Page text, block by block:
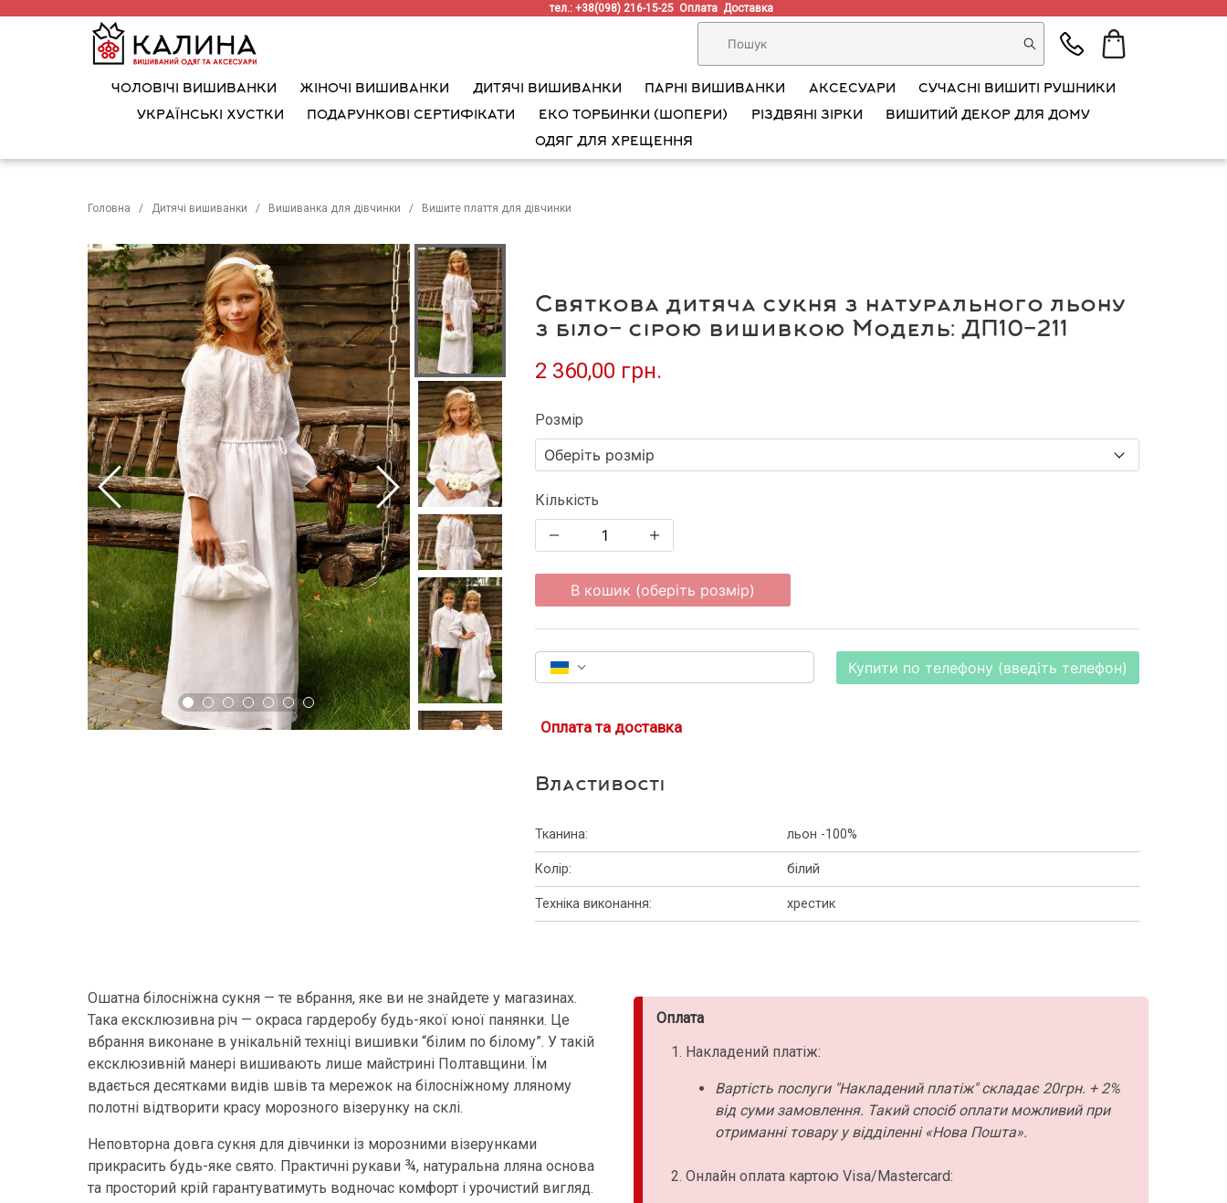
тел.: +38(098) 216-15-25 Оплата Доставка
ЧОЛОВІЧІ ВИШИВАНКИ ЖІНОЧІ ВИШИВАНКИ ДИТЯЧІ ВИШИВАНКИ ПАРНІ ВИШИВАНКИ АКСЕСУАРИ
СУЧАСНІ ВИШИТІ РУШНИКИ
УКРАЇНСЬКІ ХУСТКИ
ПОДАРУНКОВІ СЕРТИФІКАТИ ЕКО ТОРБИНКИ (ШОПЕРИ) РІЗДВЯНІ ЗІРКИ
ВИШИТИЙ ДЕКОР ДЛЯ ДОМУ
ОДЯГ ДЛЯ ХРЕЩЕННЯ
Головна Дитячі вишиванки Вишиванка для дівчинки Вишите плаття для дівчинки
Святкова дитяча сукня з натурального льону
з біло- сірою вишивкою Модель: ДП10-211
2 360,00 грн.
Розмір
Кількість
В кошик (оберіть розмір)
Купити по телефону (введіть телефон)
Оплата та доставка
Властивості
Тканина: льон -100%
Колір: білий
Техніка виконання: хрестик
Ошатна білосніжна сукня — те вбрання, яке ви не знайдете у магазинах.
Така ексклюзивна річ — окраса гардеробу будь-якої юної панянки. Це
вбрання виконане в унікальній техніці вишивки “білим по білому”. У такій
ексклюзивній манері вишивають лише майстрині Полтавщини. Їм
вдається десятками видів швів та мережок на білосніжному лляному
полотні відтворити красу морозного візерунку на склі.
Неповторна довга сукня для дівчинки із морозними візерунками
прикрасить будь-яке свято. Практичні рукави ¾, натуральна лляна основа
та просторий крій гарантуватимуть водночас комфорт і урочистий вигляд.
Оплата
Накладений платіж:
Вартість послуги "Накладений платіж" складає 20грн. + 2%
від суми замовлення. Такий спосіб оплати можливий при
отриманні товару у відділенні «Нова Пошта».
Онлайн оплата картою Visa/Mastercard: